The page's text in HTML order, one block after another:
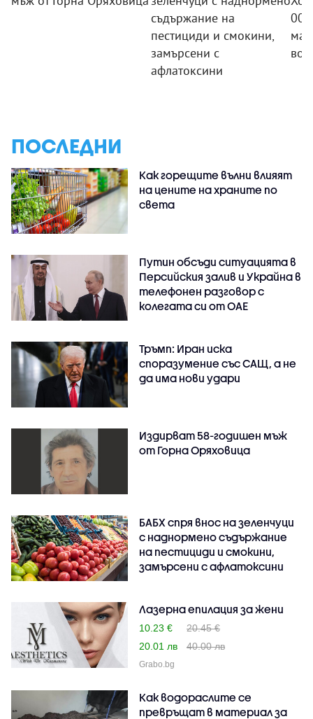
съдържание на
пестициди и смокини,
замърсени с
афлатоксини
ПОСЛЕДНИ
Как горещите вълни влияят
на цените на храните по
света
Путин обсъди ситуацията в
Персийския залив и Украйна в
телефонен разговор с
колегата си от ОАЕ
Тръмп: Иран иска
споразумение със САЩ, а не
да има нови удари
Издирват 58-годишен мъж
от Горна Оряховица
БАБХ спря внос на зеленчуци
с наднормено съдържание
на пестициди и смокини,
замърсени с афлатоксини
Лазерна епилация за жени
10.23 €
20.45 €
20.01 лв
40.00 лв
Grabo.bg
Как водораслите се
превръщат в материал за